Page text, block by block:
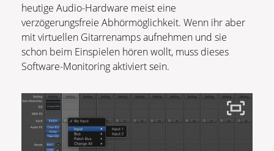
heutige Audio-Hardware meist eine
verzögerungsfreie Abhörmöglichkeit. Wenn ihr aber
mit virtuellen Gitarrenamps aufnehmen und sie
schon beim Einspielen hören wollt, muss dieses
Software-Monitoring aktiviert sein.